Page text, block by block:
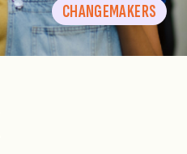
CHANGEMAKERS